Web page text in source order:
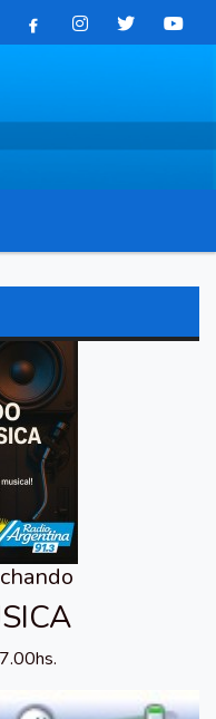
Mhz Catamarca 436